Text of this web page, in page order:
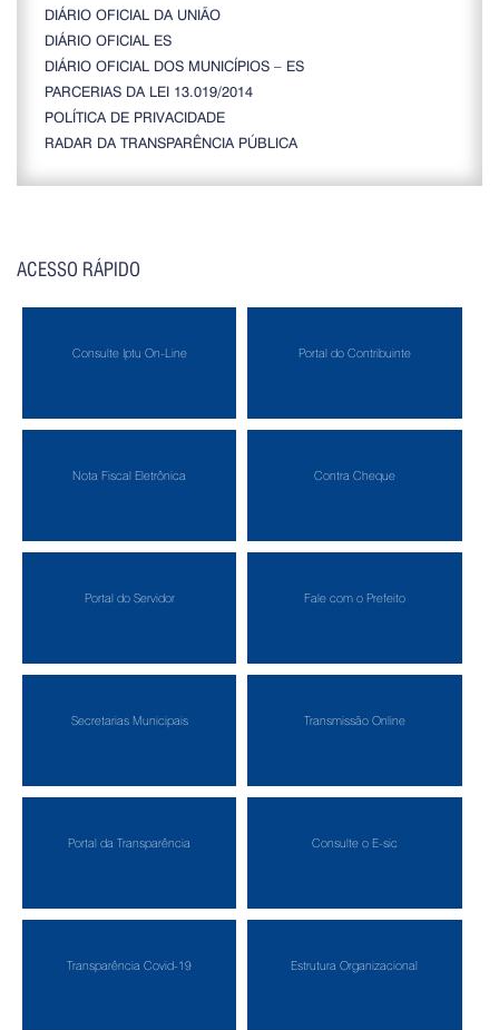
DIÁRIO OFICIAL DA UNIÃO
DIÁRIO OFICIAL ES
DIÁRIO OFICIAL DOS MUNICÍPIOS – ES
PARCERIAS DA LEI 13.019/2014
POLÍTICA DE PRIVACIDADE
RADAR DA TRANSPARÊNCIA PÚBLICA
ACESSO RÁPIDO
Consulte Iptu On-Line Portal do Contribuinte
Nota Fiscal Eletrônica Contra Cheque
Portal do Servidor Fale com o Prefeito
Secretarias Municipais Transmissão Online
Portal da Transparência Consulte o E-sic
Transparência Covid-19 Estrutura Organizacional